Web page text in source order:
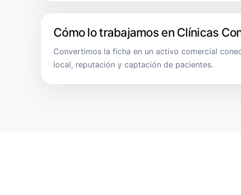
Cómo lo trabajamos en Clínicas
Convertimos la ficha en un activo comercial
local, reputación y captación de pacientes.